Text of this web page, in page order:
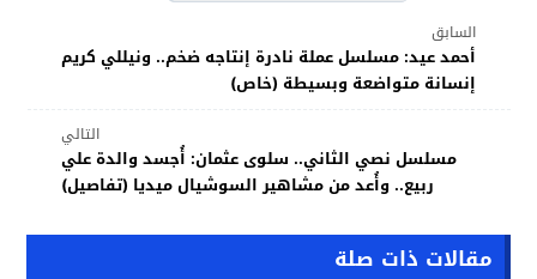
السابق
أحمد عيد: مسلسل عملة نادرة إنتاجه ضخم.. ونيللي كريم
إنسانة متواضعة وبسيطة (خاص)
التالي
مسلسل نصي الثاني.. سلوى عثمان: أُجسد والدة علي
ربيع.. وأُعد من مشاهير السوشيال ميديا (تفاصيل)
مقالات ذات صلة